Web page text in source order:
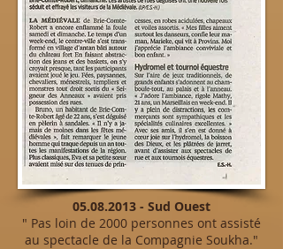
05.08.2013 - Sud Ouest
" Pas loin de 2000 personnes ont assisté
au spectacle de la Compagnie Soukha."